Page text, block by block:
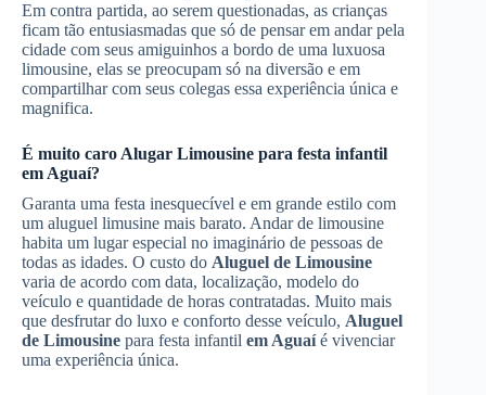
Em contra partida, ao serem questionadas, as crianças
ficam tão entusiasmadas que só de pensar em andar pela
cidade com seus amiguinhos a bordo de uma luxuosa
limousine, elas se preocupam só na diversão e em
compartilhar com seus colegas essa experiência única e
magnifica.
É muito caro Alugar Limousine para festa infantil
em Aguaí?
Garanta uma festa inesquecível e em grande estilo com
um aluguel limusine mais barato. Andar de limousine
habita um lugar especial no imaginário de pessoas de
todas as idades. O custo do Aluguel de Limousine
varia de acordo com data, localização, modelo do
veículo e quantidade de horas contratadas. Muito mais
que desfrutar do luxo e conforto desse veículo, Aluguel
de Limousine para festa infantil em Aguaíé vivenciar
uma experiência única.